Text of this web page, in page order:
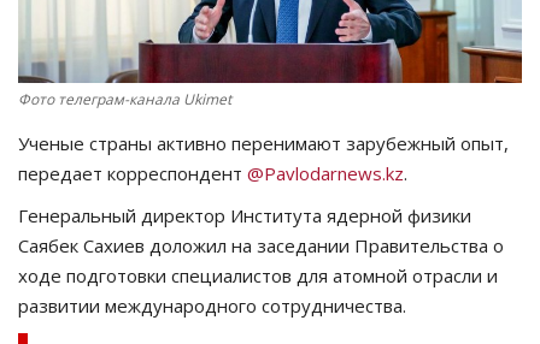
РАЗВЛЕЧЕНИЯ
OFFICIAL
Қазақша Русский
Фото телеграм-канала Ukimet
Ученые страны активно перенимают зарубежный опыт,
передает корреспондент @Pavlodarnews.kz.
Генеральный директор Института ядерной физики
Саябек Сахиев доложил на заседании Правительства о
ходе подготовки специалистов для атомной отрасли и
развитии международного сотрудничества.